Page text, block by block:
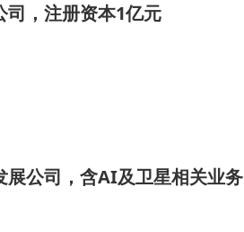
司，注册资本1亿元
展公司，含AI及卫星相关业务